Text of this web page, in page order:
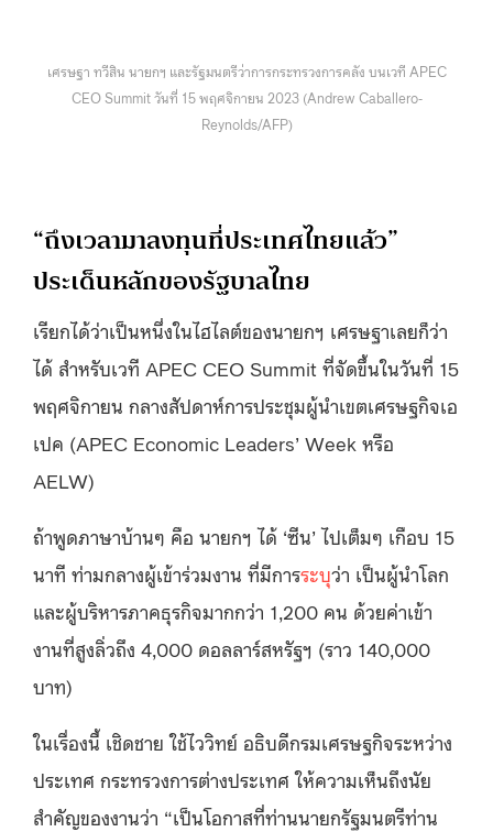
เศรษฐา ทวีสิน นายกฯ และรัฐมนตรีว่าการกระทรวงการคลัง บนเวที APEC
CEO Summit วันที่ 15 พฤศจิกายน 2023 (Andrew Caballero-
Reynolds/AFP)
“ถึงเวลามาลงทุนที่ประเทศไทยแล้ว”
ประเด็นหลักของรัฐบาลไทย
เรียกได้ว่าเป็นหนึ่งในไฮไลต์ของนายกฯ เศรษฐาเลยก็ว่า
ได้ สำหรับเวที APEC CEO Summit ที่จัดขึ้นในวันที่ 15
พฤศจิกายน กลางสัปดาห์การประชุมผู้นําเขตเศรษฐกิจเอ
เปค (APEC Economic Leaders’ Week หรือ
AELW)
ถ้าพูดภาษาบ้านๆ คือ นายกฯ ได้ ‘ซีน’ ไปเต็มๆ เกือบ 15
นาที ท่ามกลางผู้เข้าร่วมงาน ที่มีการระบุว่า เป็นผู้นำโลก
และผู้บริหารภาคธุรกิจมากกว่า 1,200 คน ด้วยค่าเข้า
งานที่สูงลิ่วถึง 4,000 ดอลลาร์สหรัฐฯ (ราว 140,000
บาท)
ในเรื่องนี้ เชิดชาย ใช้ไววิทย์ อธิบดีกรมเศรษฐกิจระหว่าง
ประเทศ กระทรวงการต่างประเทศ ให้ความเห็นถึงนัย
สำคัญของงานว่า “เป็นโอกาสที่ท่านนายกรัฐมนตรีท่าน